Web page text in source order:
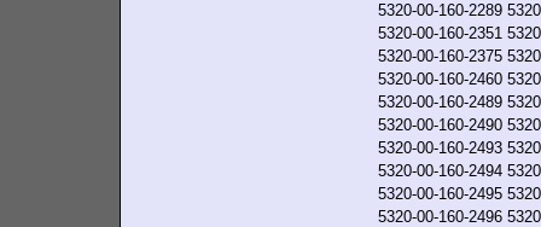
5320-00-160-2289
5320-00-160-2351
5320-00-160-2375
5320-00-160-2460
5320-00-160-2489
5320-00-160-2490
5320-00-160-2493
5320-00-160-2494
5320-00-160-2495
5320-00-160-2496